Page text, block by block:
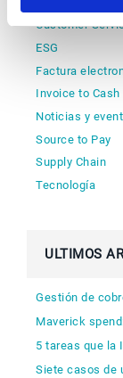
Customer
ESG
Factura
Invoice to Cash
Noticias y
Source to Pay
Supply Chain
Tecnología
ULTIMOS
Gestión de
Maverick
5 tareas que la
Siete casos de